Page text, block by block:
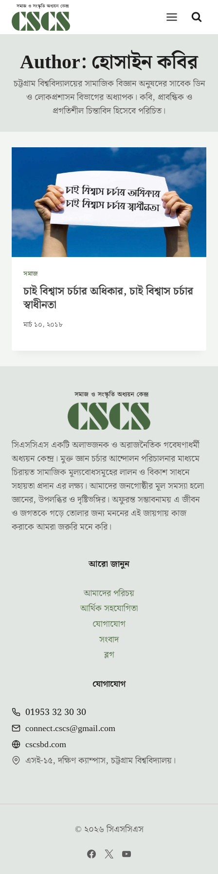
content
Author: হোসাইন কবির
চট্টগ্রাম বিশ্ববিদ্যালয়ের সামাজিক বিজ্ঞান অনুষদের সাবেক ডিন
ও লোকপ্রশাসন বিভাগের অধ্যাপক। কবি, প্রাবন্ধিক ও
প্রগতিশীল চিন্তাবিদ হিসেবে পরিচিত।
সমাজ
চাই বিশ্বাস চর্চার অধিকার, চাই বিশ্বাস চর্চার
স্বাধীনতা
মার্চ ১০, ২০১৮
সিএসসিএস একটি অলাভজনক ও অরাজনৈতিক গবেষণাধর্মী
অধ্যয়ন কেন্দ্র। মুক্ত জ্ঞান চর্চার আন্দোলন পরিচালনার মাধ্যমে
চিরায়ত সামাজিক মূল্যবোধসমূহের লালন ও বিকাশ সাধনে
সহায়তা প্রদান এর লক্ষ্য। আমাদের জনগোষ্ঠীর মূল সমস্যা হলো
জ্ঞানের, উপলব্ধির ও দৃষ্টিভঙ্গির। অফুরন্ত সম্ভাবনাময় এ জীবন
ও জগতকে গড়ে তোলার জন্য মননের এই জায়গায় কাজ
করাকে আমরা জরুরি মনে করি।
আরো জানুন
আমাদের পরিচয়
আর্থিক সহযোগিতা
যোগাযোগ
সংবাদ
ব্লগ
যোগাযোগ
01953 32 30 30
connect.cscs@gmail.com
cscsbd.com
এসই-১৫, দক্ষিণ ক্যাম্পাস, চট্টগ্রাম বিশ্ববিদ্যালয়।
© ২০২৬ সিএসসিএস